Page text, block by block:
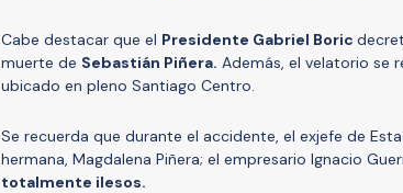
Cabe destacar que el Presidente Gabriel Boric
muerte de Sebastián Piñera. Además, el velatorio se
ubicado en pleno Santiago Centro.
Se recuerda que durante el accidente, el exjefe de
hermana, Magdalena Piñera; el empresario Ignacio
totalmente ilesos.